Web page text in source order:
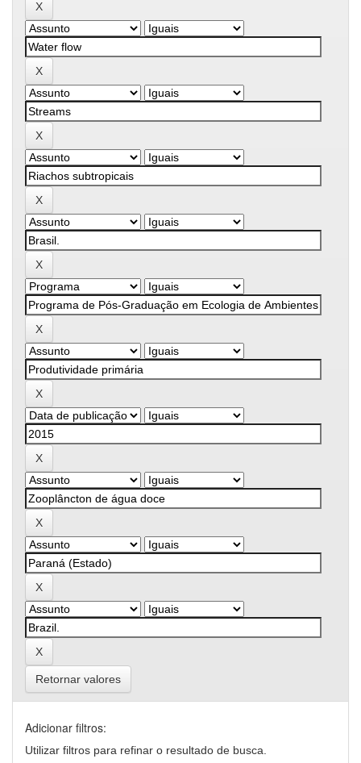
Retornar valores
Adicionar filtros:
Utilizar filtros para refinar o resultado de busca.